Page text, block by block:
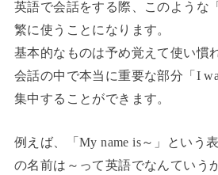
英語で会話をする際、このような
繁に使うことになります。
基本的なものは予め覚えて使い慣
会話の中で本当に重要な部分「I
集中することができます。
例えば、「My name is～」という
の名前は～って英語でなんていう